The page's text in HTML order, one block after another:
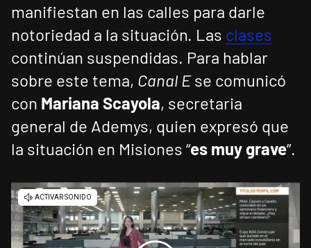
manifiestan en las calles para darle
notoriedad a la situación. Las clases
continúan suspendidas. Para hablar
sobre este tema, Canal Ese comunicó
con Mariana Scayola, secretaria
general de Ademys, quien expresó que
la situación en Misiones “es muy grave”.